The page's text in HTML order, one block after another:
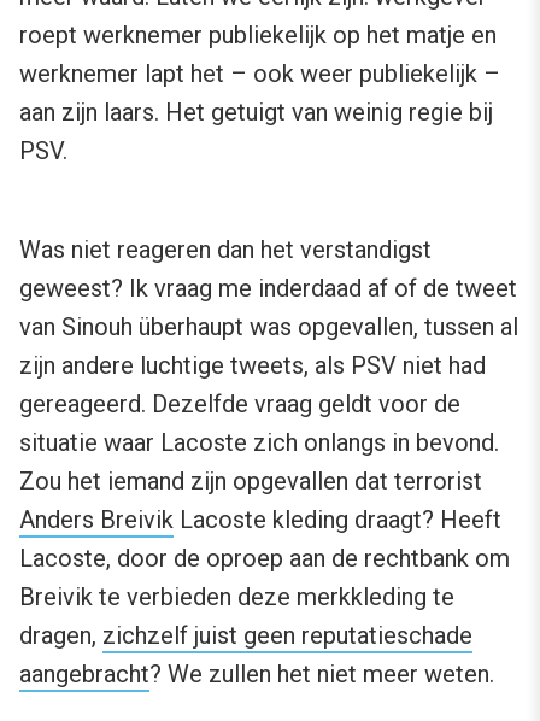
roept werknemer publiekelijk op het matje en
werknemer lapt het – ook weer publiekelijk –
aan zijn laars. Het getuigt van weinig regie bij
PSV.
Was niet reageren dan het verstandigst
geweest? Ik vraag me inderdaad af of de tweet
van Sinouh überhaupt was opgevallen, tussen al
zijn andere luchtige tweets, als PSV niet had
gereageerd. Dezelfde vraag geldt voor de
situatie waar Lacoste zich onlangs in bevond.
Zou het iemand zijn opgevallen dat terrorist
Anders Breivik Lacoste kleding draagt? Heeft
Lacoste, door de oproep aan de rechtbank om
Breivik te verbieden deze merkkleding te
dragen, zichzelf juist geen reputatieschade
aangebracht? We zullen het niet meer weten.